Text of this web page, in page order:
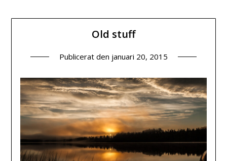
Old stuff
Publicerat den januari 20, 2015